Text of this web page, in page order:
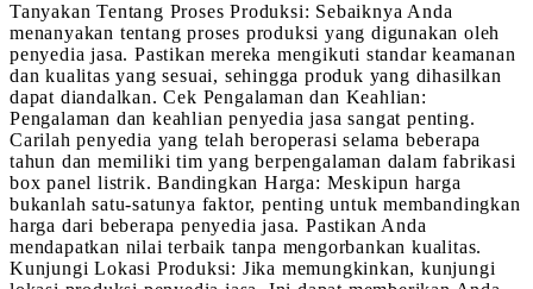
Tanyakan Tentang Proses Produksi: Sebaiknya Anda
menanyakan tentang proses produksi yang digunakan oleh
penyedia jasa. Pastikan mereka mengikuti standar keamanan
dan kualitas yang sesuai, sehingga produk yang dihasilkan
dapat diandalkan. Cek Pengalaman dan Keahlian:
Pengalaman dan keahlian penyedia jasa sangat penting.
Carilah penyedia yang telah beroperasi selama beberapa
tahun dan memiliki tim yang berpengalaman dalam fabrikasi
box panel listrik. Bandingkan Harga: Meskipun harga
bukanlah satu-satunya faktor, penting untuk membandingkan
harga dari beberapa penyedia jasa. Pastikan Anda
mendapatkan nilai terbaik tanpa mengorbankan kualitas.
Kunjungi Lokasi Produksi: Jika memungkinkan, kunjungi